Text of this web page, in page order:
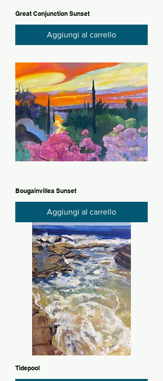
Great Conjunction Sunset
Aggiungi al carrello
Bougainvillea Sunset
Aggiungi al carrello
Tidepool